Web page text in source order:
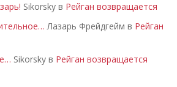
Sikorsky в Рейган возвращается
Лазарь Фрейдгейм в Рейган
Sikorsky в Рейган возвращается